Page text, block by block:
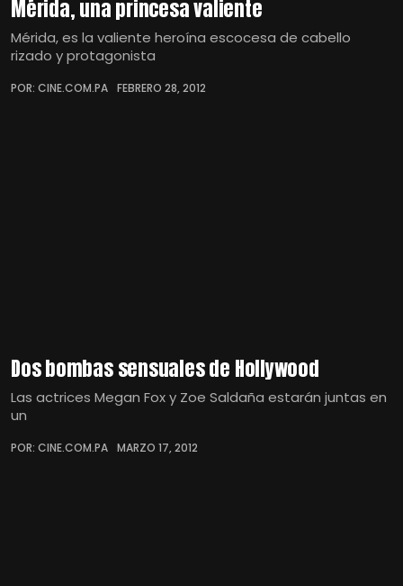
Mérida, una princesa valiente
Mérida, es la valiente heroína escocesa de cabello
rizado y protagonista
POR: CINE.COM.PA FEBRERO 28, 2012
Dos bombas sensuales de Hollywood
Las actrices Megan Fox y Zoe Saldaña estarán juntas en
un
POR: CINE.COM.PA MARZO 17, 2012